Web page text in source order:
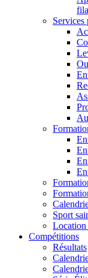
Services
Sport
Location
Compétitions
Résultats